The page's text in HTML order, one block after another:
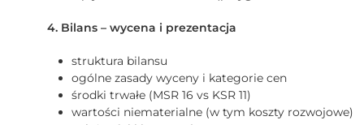
4. Bilans – wycena i prezentacja
struktura bilansu
ogólne zasady wyceny i kategorie cen
środki trwałe (MSR 16 vs KSR 11)
wartości niematerialne (w tym koszty rozwojowe)